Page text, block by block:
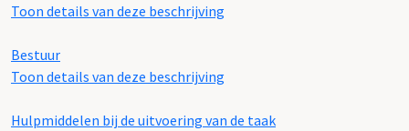
Toon details van deze beschrijving
Bestuur
Toon details van deze beschrijving
Hulpmiddelen bij de uitvoering van de taak